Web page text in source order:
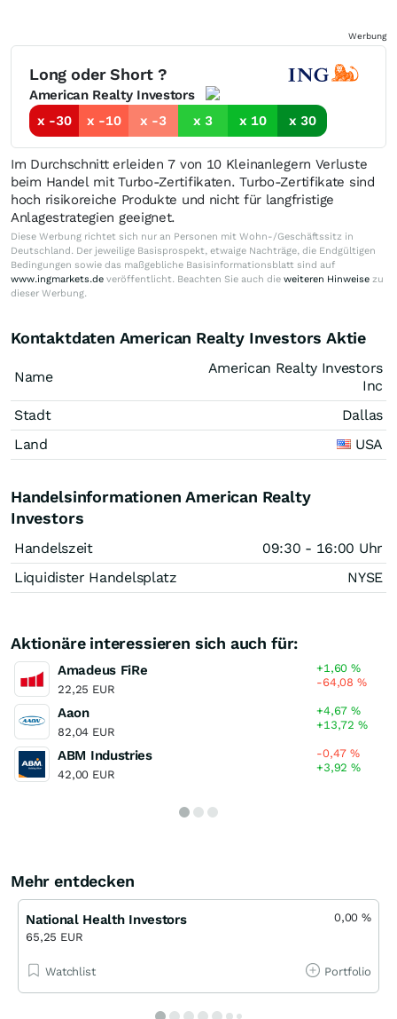
Werbung
Long oder Short ?
American Realty Investors
x -30
x -10 x -3 x 3 x 10 x 30
Im Durchschnitt erleiden 7 von 10 Kleinanlegern Verluste
beim Handel mit Turbo-Zertifikaten. Turbo-Zertifikate sind
hoch risikoreiche Produkte und nicht für langfristige
Anlagestrategien geeignet.
Diese Werbung richtet sich nur an Personen mit Wohn-/Geschäftssitz in
Deutschland. Der jeweilige Basisprospekt, etwaige Nachträge, die Endgültigen
Bedingungen sowie das maßgebliche Basisinformationsblatt sind auf
www.ingmarkets.de veröffentlicht. Beachten Sie auch die weiteren Hinweise zu
dieser Werbung.
Kontaktdaten American Realty Investors Aktie
Name
American Realty Investors
Inc
Stadt
Dallas
Land
USA
Handelsinformationen American Realty
Investors
Handelszeit
09:30 - 16:00 Uhr
Liquidister Handelsplatz
NYSE
Aktionäre interessieren sich auch für:
Amadeus FiRe
22,25 EUR
+1,60%
-64,08%
Aaon
82,04 EUR
+4,67%
+13,72%
ABM Industries
42,00 EUR
-0,47%
+3,92%
Mehr entdecken
National Health Investors
65,25 EUR
0,00%
Watchlist Portfolio